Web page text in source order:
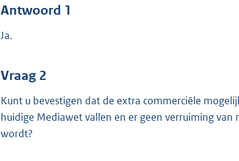
Antwoord 1
Ja.
Vraag 2
Kunt u bevestigen dat de extra commerciële
huidige Mediawet vallen en er geen verruiming
wordt?